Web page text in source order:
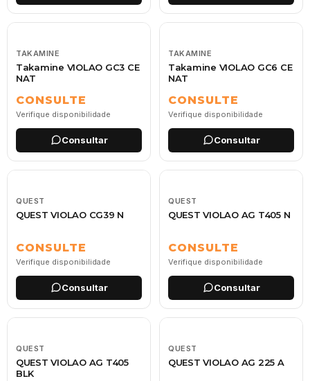
TAKAMINE
Takamine VIOLAO GC3 CE
NAT
CONSULTE
Verifique disponibilidade
Consultar
TAKAMINE
Takamine VIOLAO GC6 CE
NAT
CONSULTE
Verifique disponibilidade
Consultar
QUEST
QUEST VIOLAO CG39 N
CONSULTE
Verifique disponibilidade
Consultar
QUEST
QUEST VIOLAO AG T405 N
CONSULTE
Verifique disponibilidade
Consultar
QUEST
QUEST VIOLAO AG T405
BLK
QUEST
QUEST VIOLAO AG 225 A